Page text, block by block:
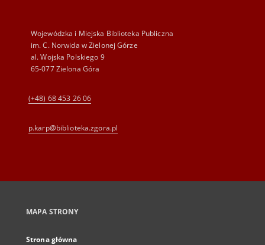
Wojewódzka i Miejska Biblioteka Publiczna
im. C. Norwida w Zielonej Górze
al. Wojska Polskiego 9
65-077 Zielona Góra
(+48) 68 453 26 06
p.karp@biblioteka.zgora.pl
MAPA STRONY
Strona główna